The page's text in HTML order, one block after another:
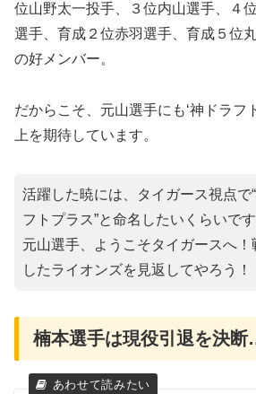
位山野太一投手、３位内山選手、４
選手、育成２位赤羽選手、育成５位
の好メンバー。
だからこそ、元山選手にも‘神ドラフ
上を期待しています。
活躍した暁には、タイガース視点で
フトプラス”と命名したいくらいです
元山選手、ようこそタイガースへ！
したライオンズを見返してやろう！
楠本選手は現役引退を決